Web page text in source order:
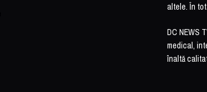
altele. În
DC NEWS
medical,
înaltă